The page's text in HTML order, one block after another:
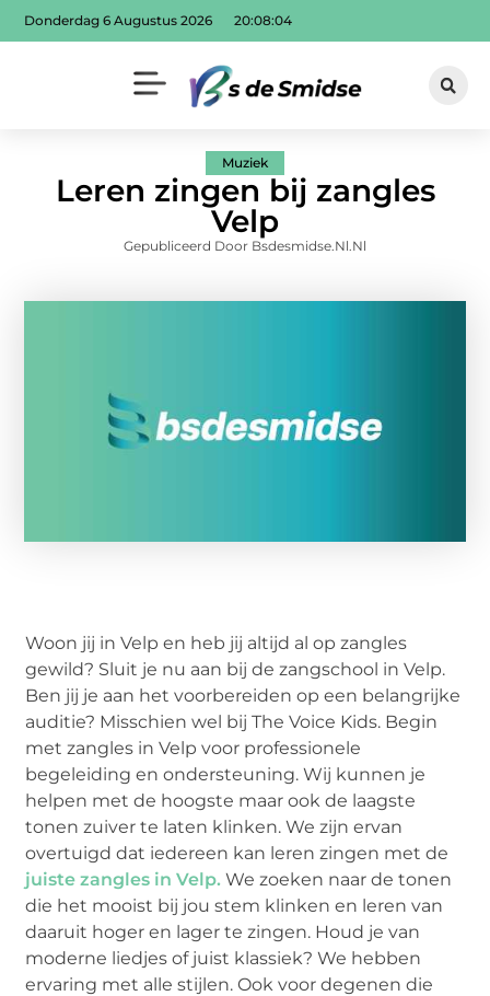
Donderdag 6 Augustus 2026 20:08:04
Muziek
Leren zingen bij zangles
Velp
Gepubliceerd Door Bsdesmidse.nl.nl
Woon jij in Velp en heb jij altijd al op zangles
gewild? Sluit je nu aan bij de zangschool in Velp.
Ben jij je aan het voorbereiden op een belangrijke
auditie? Misschien wel bij The Voice Kids. Begin
met zangles in Velp voor professionele
begeleiding en ondersteuning. Wij kunnen je
helpen met de hoogste maar ook de laagste
tonen zuiver te laten klinken. We zijn ervan
overtuigd dat iedereen kan leren zingen met de
juiste zangles in Velp.We zoeken naar de tonen
die het mooist bij jou stem klinken en leren van
daaruit hoger en lager te zingen. Houd je van
moderne liedjes of juist klassiek? We hebben
ervaring met alle stijlen. Ook voor degenen die